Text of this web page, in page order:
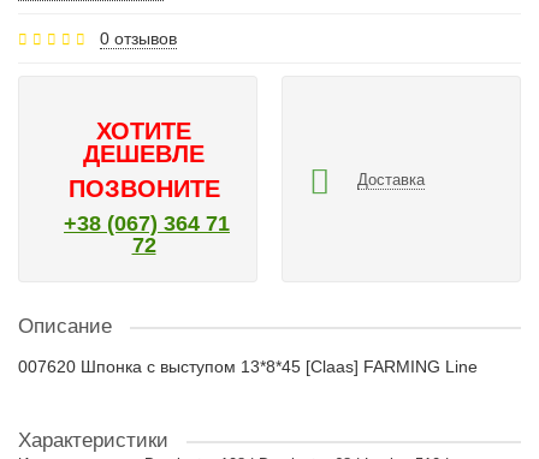
0 отзывов
ХОТИТЕ
ДЕШЕВЛЕ
ПОЗВОНИТЕ
+38 (067) 364 71
72
Доставка
Описание
007620 Шпонка с выступом 13*8*45 [Claas] FARMING Line
Характеристики